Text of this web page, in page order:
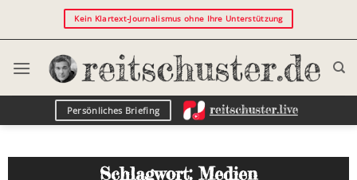
Kein Klartext-Journalismus ohne Ihre Unterstützung
Persönliches Briefing
Schlagwort: Medien